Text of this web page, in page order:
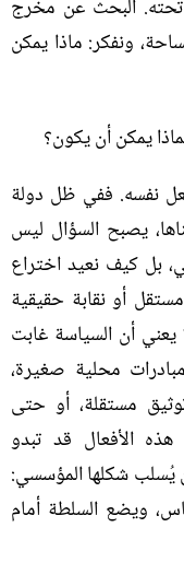
. البحث عن مخرج
ونفكر: ماذا يمكن
يمكن أن يكون؟
نفسه. ففي ظل دولة
يصبح السؤال ليس
بل كيف نعيد اختراع
أو نقابة حقيقية
يعني أن السياسة غابت
مبادرات محلية صغيرة،
مستقلة، أو حتى
هذه الأفعال قد تبدو
يُسلب شكلها المؤسسي:
ويضع السلطة أمام